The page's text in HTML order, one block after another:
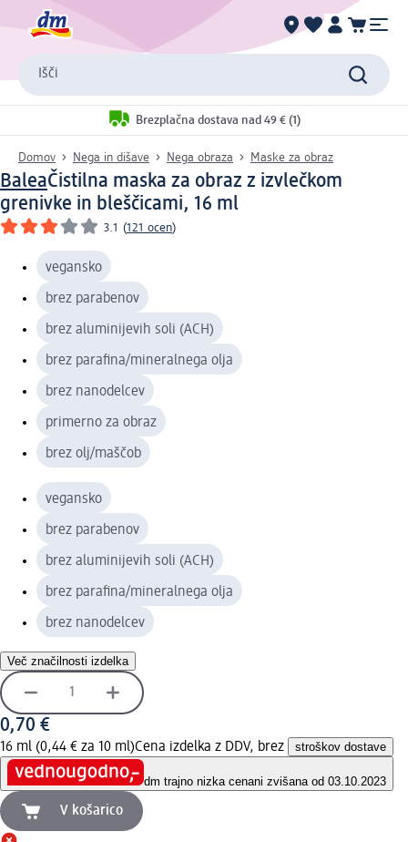
Išči
Brezplačna dostava nad 49 € (1)
Domov Nega in dišave Nega obraza Maske za obraz
BaleaČistilna maska za obraz z izvlečkom
grenivke in bleščicami, 16 ml
3.1 (121 ocen)
vegansko
brez parabenov
brez aluminijevih soli (ACH)
brez parafina/mineralnega olja
brez nanodelcev
primerno za obraz
brez olj/maščob
vegansko
brez parabenov
brez aluminijevih soli (ACH)
brez parafina/mineralnega olja
brez nanodelcev
Več značilnosti izdelka
0,70 €
16 ml (0,44 € za 10 ml)Cena izdelka z DDV, brez stroškov dostave
dm trajno nizka cenani zvišana od 03.10.2023
V košarico